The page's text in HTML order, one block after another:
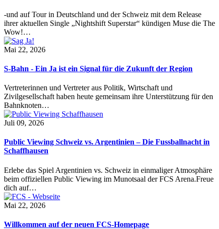
-und auf Tour in Deutschland und der Schweiz mit dem Release
ihrer aktuellen Single „Nightshift Superstar“ kündigen Muse die The
Wow!…
Mai 22, 2026
S-Bahn - Ein Ja ist ein Signal für die Zukunft der Region
Vertreterinnen und Vertreter aus Politik, Wirtschaft und
Zivilgesellschaft haben heute gemeinsam ihre Unterstützung für den
Bahnknoten…
Juli 09, 2026
Public Viewing Schweiz vs. Argentinien – Die Fussballnacht in
Schaffhausen
Erlebe das Spiel Argentinien vs. Schweiz in einmaliger Atmosphäre
beim offiziellen Public Viewing im Munotsaal der FCS Arena.Freue
dich auf…
Mai 22, 2026
Willkommen auf der neuen FCS-Homepage